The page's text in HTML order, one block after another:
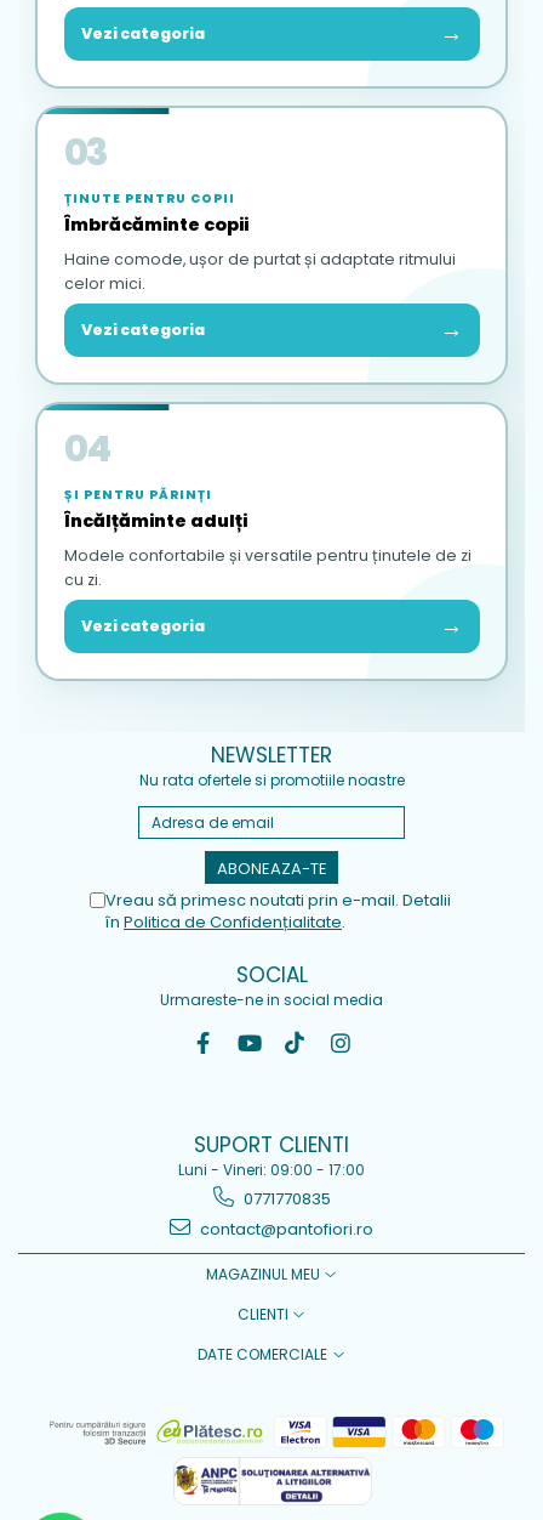
Vezi categoria →
03
ȚINUTE PENTRU COPII
Îmbrăcăminte copii
Haine comode, ușor de purtat și adaptate ritmului
celor mici.
Vezi categoria →
04
ȘI PENTRU PĂRINȚI
Încălțăminte adulți
Modele confortabile și versatile pentru ținutele de zi
cu zi.
Vezi categoria →
NEWSLETTER
Nu rata ofertele si promotiile noastre
Vreau să primesc noutati prin e-mail. Detalii
în Politica de Confidențialitate.
SOCIAL
Urmareste-ne in social media
SUPORT CLIENTI
Luni - Vineri: 09:00 - 17:00
0771770835
contact@pantofiori.ro
MAGAZINUL MEU
CLIENTI
DATE COMERCIALE